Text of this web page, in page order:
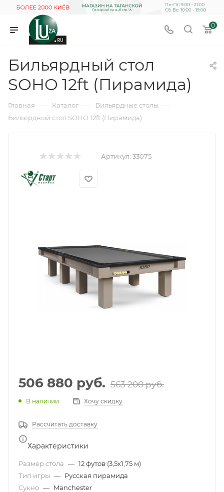
0
Бильярдный стол
SOHO 12ft (Пирамида)
Главная — Каталог — Бильярдные столы —
Бильярдный стол SOHO 12ft (Пирамида)
Артикул: 33075
506 880 руб. 563 200руб.
В наличии Хочу скидку
Рассчитать доставку
Характеристики
Размер стола — 12 футов (3,5x1,75 м)
Тип игры — Русская пирамида
Сукно — Manchester